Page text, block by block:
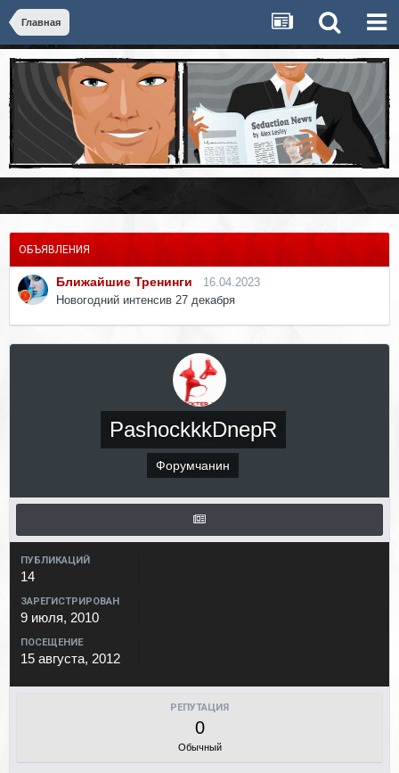
Главная
ОБЪЯВЛЕНИЯ
Ближайшие Тренинги
16.04.2023
Новогодний интенсив 27 декабря
PashockkkDnepR
Форумчанин
ПУБЛИКАЦИЙ
14
ЗАРЕГИСТРИРОВАН
9 июля, 2010
ПОСЕЩЕНИЕ
15 августа, 2012
РЕПУТАЦИЯ
0
Обычный